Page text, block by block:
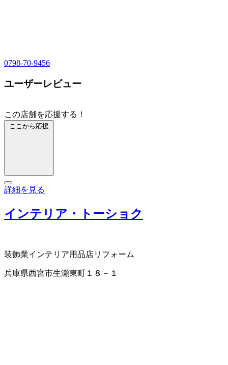
0798-70-9456
ユーザーレビュー
この店舗を応援する！
ここから応援
詳細を見る
インテリア・トーショク
装飾業インテリア用品店リフォーム
兵庫県西宮市生瀬東町１８－１